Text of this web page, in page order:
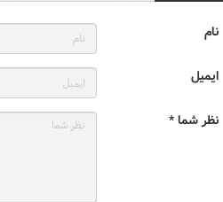
نام
ایمیل
نظر شما *